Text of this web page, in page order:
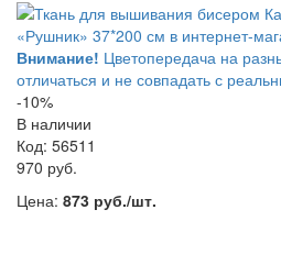
Внимание! Цветопередача на
отличаться и не совпадать с
-10%
В наличии
Код: 56511
970 руб.
Цена: 873 руб./шт.